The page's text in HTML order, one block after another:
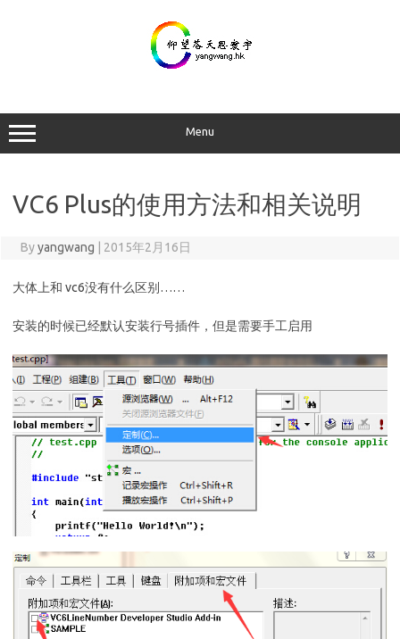
Menu
VC6 Plus的使用方法和相关说明
Byyangwang 2015年2月16日
大体上和 vc6没有什么区别……
安装的时候已经默认安装行号插件，但是需要手工启用